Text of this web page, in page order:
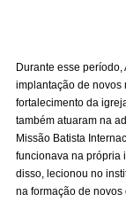
Durante esse
implantação de novos
fortalecimento da
também atuaram na
Missão Batista
funcionava na própria
disso, lecionou no
na formação de novos